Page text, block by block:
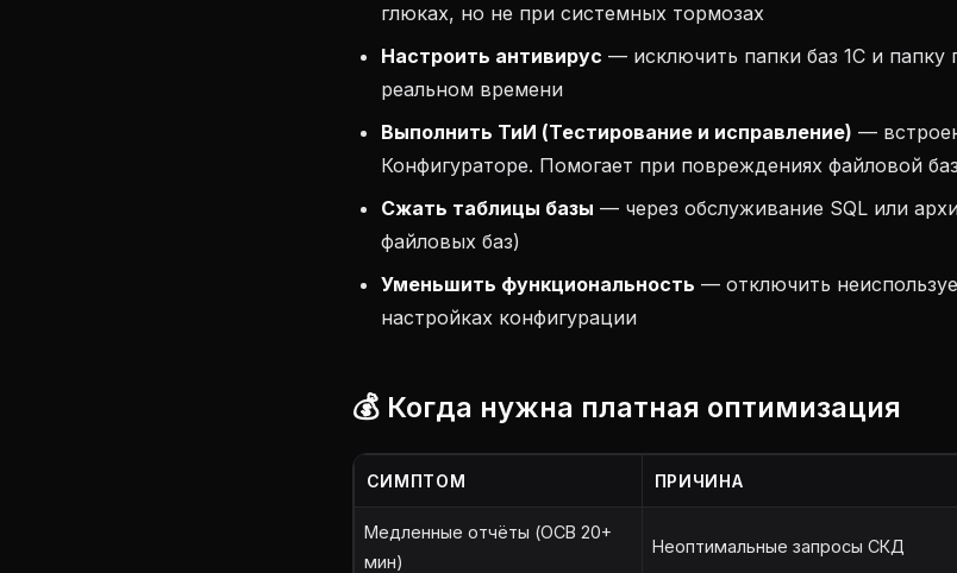
глюках, но не при системных тормозах
Настроить антивирус — исключить папки баз 1С и папку
реальном времени
Выполнить ТиИ (Тестирование и исправление) —
Конфигураторе. Помогает при повреждениях файловой
Сжать таблицы базы — через обслуживание SQL или
файловых баз)
Уменьшить функциональность — отключить
настройках конфигурации
💰 Когда нужна платная оптимизация
СИМПТОМ ПРИЧИНА
Медленные отчёты (ОСВ 20+
мин)
Неоптимальные запросы СКД